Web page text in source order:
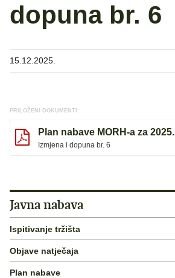
dopuna br. 6
15.12.2025.
PRILOŽENI DOKUMENTI:
Plan nabave MORH-a za 2025.
Izmjena i dopuna br. 6
Javna nabava
Ispitivanje tržišta
Objave natječaja
Plan nabave